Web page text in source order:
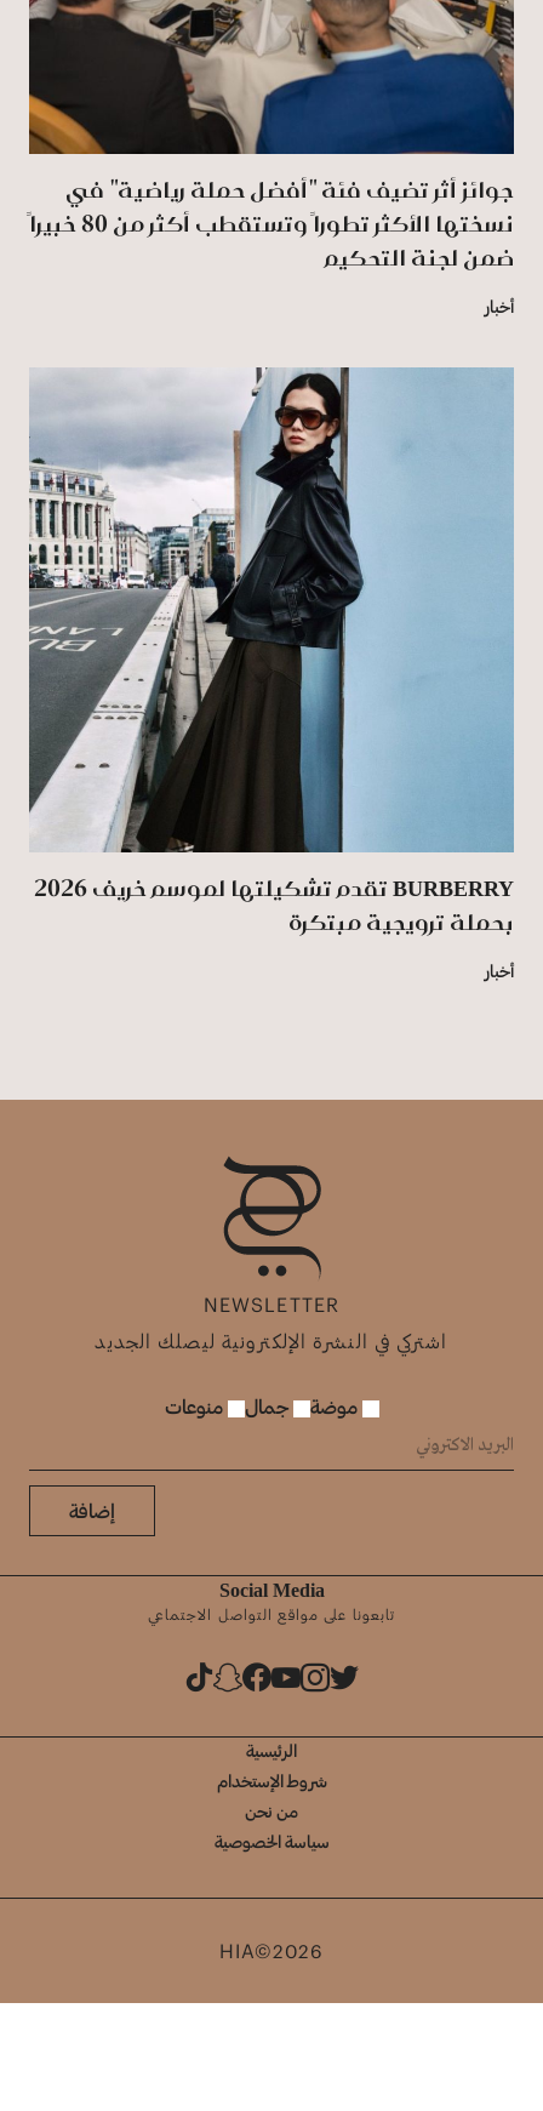
جوائز أثر تضيف فئة "أفضل حملة رياضية" في
نسختها الأكثر تطوراً وتستقطب أكثر من 80 خبيراً
ضمن لجنة التحكيم
أخبار
BURBERRY تقدم تشكيلتها لموسم خريف 2026
بحملة ترويجية مبتكرة
أخبار
NEWSLETTER
اشتركي في النشرة الإلكترونية ليصلك الجديد
موضة جمال منوعات
إضافة
Social Media
تابعونا على مواقع التواصل الاجتماعي
الرئيسية
شروط الإستخدام
من نحن
سياسة الخصوصية
HIA©2026